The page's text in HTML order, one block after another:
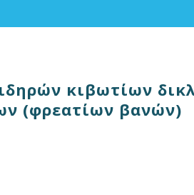
κιβωτίων
(φρεατίων βανών)